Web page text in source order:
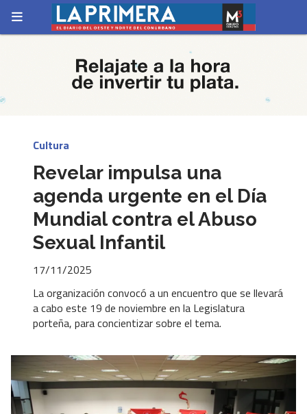
Revelar impulsa una
agenda urgente en el Día
Mundial contra el Abuso
Sexual Infantil
La organización convocó a un encuentro que se llevará
a cabo este 19 de noviembre en la Legislatura
porteña, para concientizar sobre el tema.
Cultura
17/11/2025